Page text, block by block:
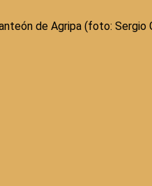
de Agripa (foto: Sergio